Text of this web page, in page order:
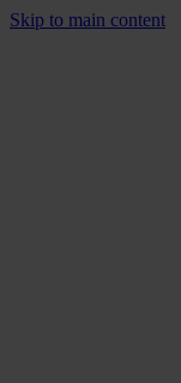
Skip to main content